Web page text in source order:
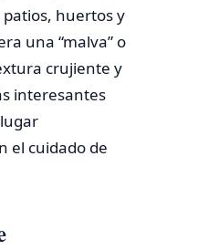
huertos y
una “malva” o
crujiente y
interesantes
el cuidado de